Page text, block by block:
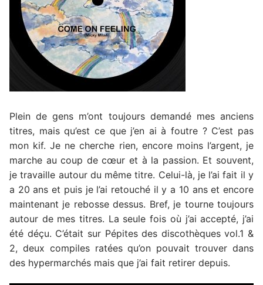
Plein de gens m’ont toujours demandé mes anciens
titres, mais qu’est ce que j’en ai à foutre ? C’est pas
mon kif. Je ne cherche rien, encore moins l’argent, je
marche au coup de cœur et à la passion. Et souvent,
je travaille autour du même titre. Celui-là, je l’ai fait il y
a 20 ans et puis je l’ai retouché il y a 10 ans et encore
maintenant je rebosse dessus. Bref, je tourne toujours
autour de mes titres. La seule fois où j’ai accepté, j’ai
été déçu. C’était sur Pépites des discothèques vol.1 &
2, deux compiles ratées qu’on pouvait trouver dans
des hypermarchés mais que j’ai fait retirer depuis.